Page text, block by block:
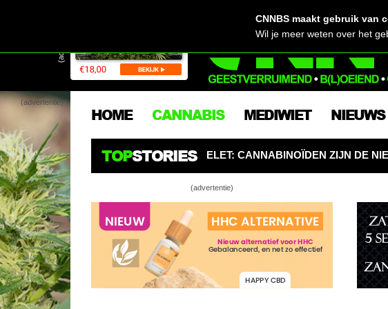
(advertentie)
(advertentie)
HOME CANNABIS MEDIWIET NIEUWS
TOPSTORIES
CANNABINOÏDEN ZIJN DE NIEUWE PESTICIDEN BOOSTERS
(advertentie)
Test@ment
Wátt!?
De
CNNBS maakt gebruik van
Wil je meer weten over het